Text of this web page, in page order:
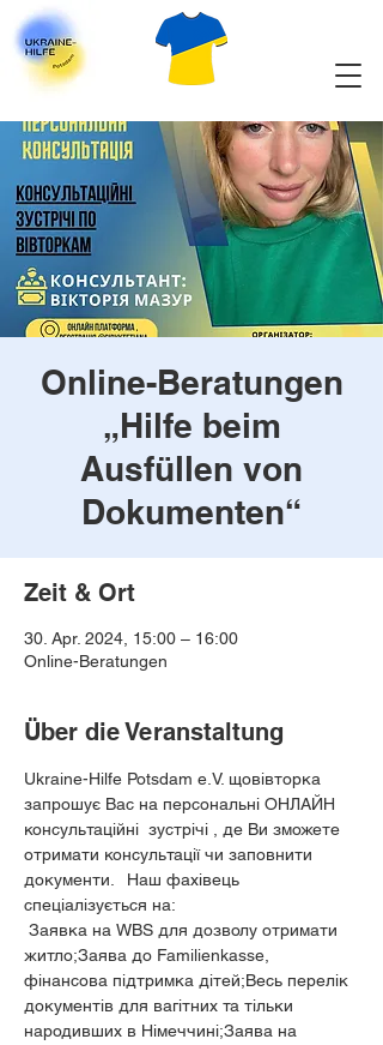
Online-Beratungen
„Hilfe beim
Ausfüllen von
Dokumenten“
Zeit & Ort
30. Apr. 2024, 15:00 – 16:00
Online-Beratungen
Über die Veranstaltung
Ukraine-Hilfe Potsdam e.V. щовівторка
запрошує Вас на персональні ОНЛАЙН
консультаційні  зустрічі , де Ви зможете
отримати консультації чи заповнити
документи.⠀Наш фахівець
спеціалізується на:
Заявка на WBS для дозволу отримати
житло;Заява до Familienkasse,
фінансова підтримка дітей;Весь перелік
документів для вагітних та тільки
народивших в Німеччині;Заява на